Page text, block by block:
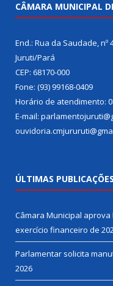
CÂMARA MUNICIPAL
End.: Rua da Saudade, nº
Juruti/Pará
CEP: 68170-000
Fone: (93) 99168-0409
Horário de atendimento:
E-mail:
ÚLTIMAS PUBLICAÇÕES
Câmara Municipal
exercício financeiro de
Parlamentar solicita
2026